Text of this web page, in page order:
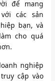
để mang
các sản
bạn, và
cho quá
nghiệp
cập vào